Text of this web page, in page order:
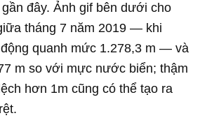
đây. Ảnh gif bên dưới cho
tháng 7 năm 2019 — khi
quanh mức 1.278,3 m — và
m so với mực nước biển; thậm
hơn 1m cũng có thể tạo ra